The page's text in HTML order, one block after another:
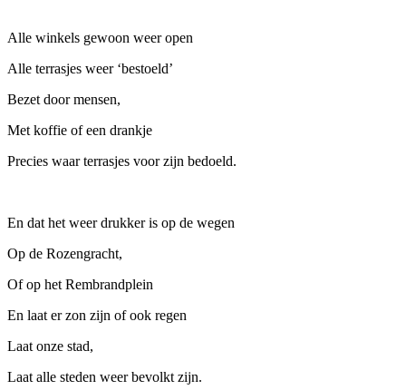
Alle winkels gewoon weer open
Alle terrasjes weer ‘bestoeld’
Bezet door mensen,
Met koffie of een drankje
Precies waar terrasjes voor zijn bedoeld.
En dat het weer drukker is op de wegen
Op de Rozengracht,
Of op het Rembrandplein
En laat er zon zijn of ook regen
Laat onze stad,
Laat alle steden weer bevolkt zijn.